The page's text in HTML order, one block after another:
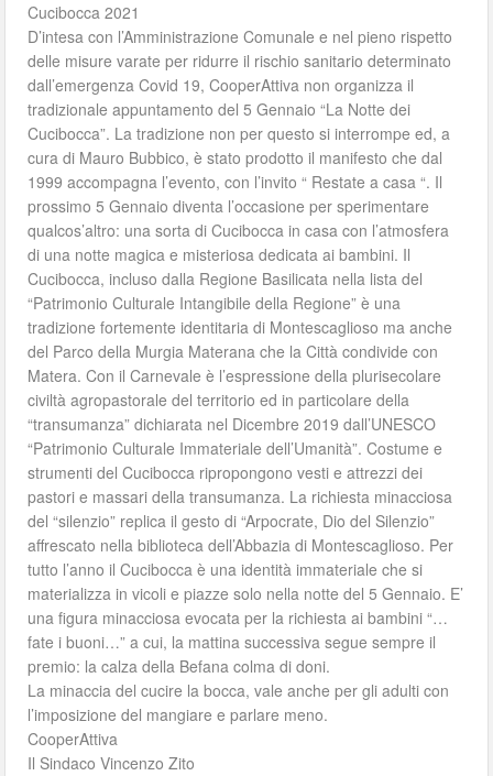
Cucibocca 2021
D’intesa con l’Amministrazione Comunale e nel pieno rispetto
delle misure varate per ridurre il rischio sanitario determinato
dall’emergenza Covid 19, CooperAttiva non organizza il
tradizionale appuntamento del 5 Gennaio “La Notte dei
Cucibocca”. La tradizione non per questo si interrompe ed, a
cura di Mauro Bubbico, è stato prodotto il manifesto che dal
1999 accompagna l’evento, con l’invito “ Restate a casa “. Il
prossimo 5 Gennaio diventa l’occasione per sperimentare
qualcos’altro: una sorta di Cucibocca in casa con l’atmosfera
di una notte magica e misteriosa dedicata ai bambini. Il
Cucibocca, incluso dalla Regione Basilicata nella lista del
“Patrimonio Culturale Intangibile della Regione” è una
tradizione fortemente identitaria di Montescaglioso ma anche
del Parco della Murgia Materana che la Città condivide con
Matera. Con il Carnevale è l’espressione della plurisecolare
civiltà agropastorale del territorio ed in particolare della
“transumanza” dichiarata nel Dicembre 2019 dall’UNESCO
“Patrimonio Culturale Immateriale dell’Umanità”. Costume e
strumenti del Cucibocca ripropongono vesti e attrezzi dei
pastori e massari della transumanza. La richiesta minacciosa
del “silenzio” replica il gesto di “Arpocrate, Dio del Silenzio”
affrescato nella biblioteca dell’Abbazia di Montescaglioso. Per
tutto l’anno il Cucibocca è una identità immateriale che si
materializza in vicoli e piazze solo nella notte del 5 Gennaio. E’
una figura minacciosa evocata per la richiesta ai bambini “…
fate i buoni…” a cui, la mattina successiva segue sempre il
premio: la calza della Befana colma di doni.
La minaccia del cucire la bocca, vale anche per gli adulti con
l’imposizione del mangiare e parlare meno.
CooperAttiva
Il Sindaco Vincenzo Zito